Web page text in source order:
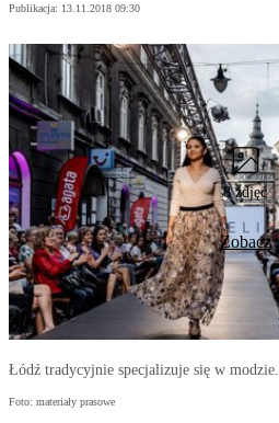
Publikacja: 13.11.2018 09:30
8 zdjęć
Zobacz
Łódź tradycyjnie specjalizuje się w modzie.
Foto: materiały prasowe